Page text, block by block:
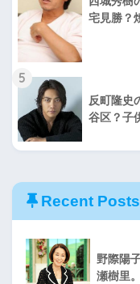
宅見勝？
5
反町隆史
谷区？子
Recent Posts
野際陽
瀬樹里。